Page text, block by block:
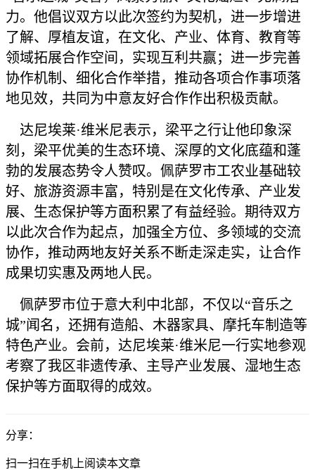
力。他倡议双方以此次签约为契机，进一步增进
了解、厚植友谊，在文化、产业、体育、教育等
领域拓展合作空间，实现互利共赢；进一步完善
协作机制、细化合作举措，推动各项合作事项落
地见效，共同为中意友好合作作出积极贡献。
达尼埃莱·维米尼表示，梁平之行让他印象深
刻，梁平优美的生态环境、深厚的文化底蕴和蓬
勃的发展态势令人赞叹。佩萨罗市工农业基础较
好、旅游资源丰富，特别是在文化传承、产业发
展、生态保护等方面积累了有益经验。期待双方
以此次合作为起点，加强全方位、多领域的交流
协作，推动两地友好关系不断走深走实，让合作
成果切实惠及两地人民。
佩萨罗市位于意大利中北部，不仅以“音乐之
城”闻名，还拥有造船、木器家具、摩托车制造等
特色产业。会前，达尼埃莱·维米尼一行实地参观
考察了我区非遗传承、主导产业发展、湿地生态
保护等方面取得的成效。
分享：
扫一扫在手机上阅读本文章